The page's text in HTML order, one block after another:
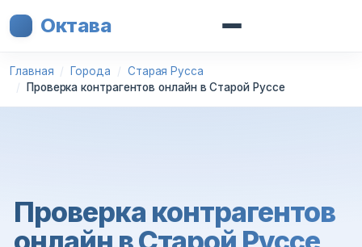
Октава
Главная Города
Старая Русса
Проверка контрагентов онлайн в Старой Руссе
Проверка контрагентов